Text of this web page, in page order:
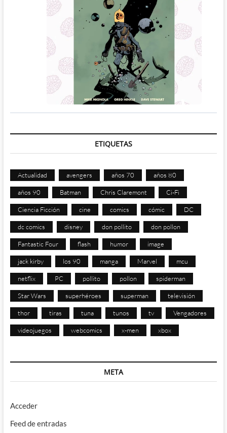
ETIQUETAS
Actualidad avengers años 70 años 80
años 90 Batman Chris Claremont Ci-Fi
Ciencia Ficción cine comics cómic DC
dc comics disney don pollito don pollon
Fantastic Four flash humor image
jack kirby los 90 manga Marvel mcu
netflix PC pollito pollon spiderman
Star Wars superhéroes superman televisión
thor tiras tuna tunos tv Vengadores
videojuegos webcomics x-men xbox
META
Acceder
Feed de entradas